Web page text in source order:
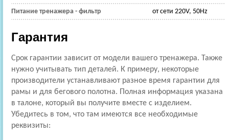
Питание тренажера - фильтр от сети 220V, 50Hz
Гарантия
Срок гарантии зависит от модели вашего тренажера. Также
нужно учитывать тип деталей. К примеру, некоторые
производители устанавливают разное время гарантии для
рамы и для бегового полотна. Полная информация указана
в талоне, который вы получите вместе с изделием.
Убедитесь в том, что там имеются все необходимые
реквизиты: